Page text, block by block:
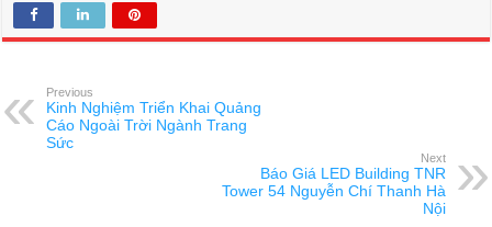
Previous
Kinh Nghiệm Triển Khai Quảng
Cáo Ngoài Trời Ngành Trang
Sức
Next
Báo Giá LED Building TNR
Tower 54 Nguyễn Chí Thanh Hà
Nội